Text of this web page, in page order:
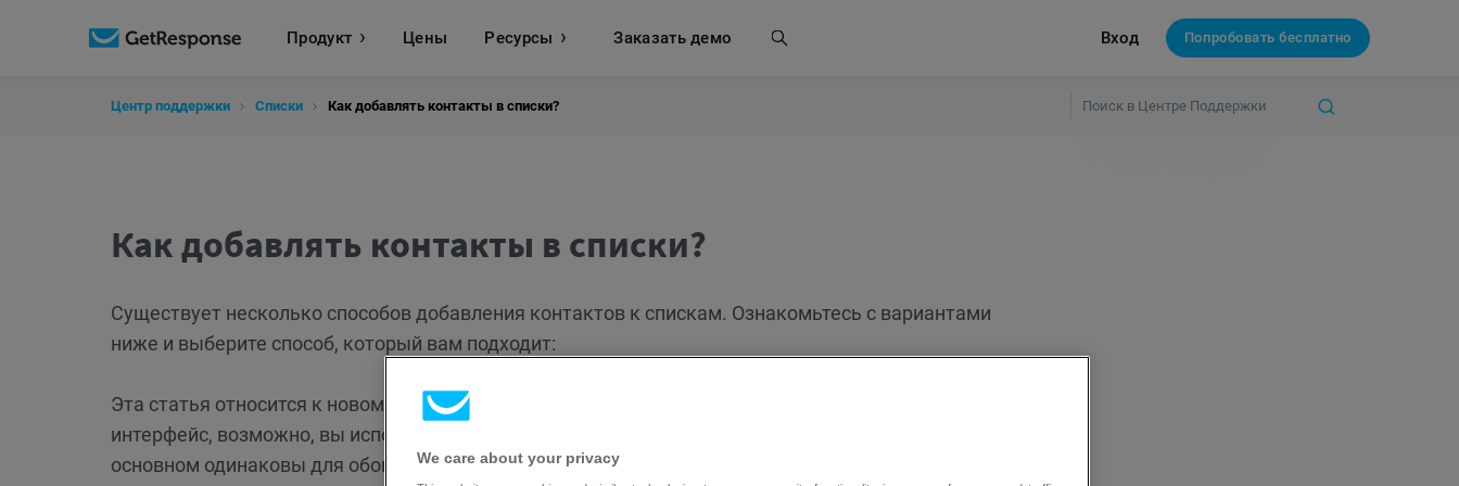
Продукт Цены Ресурсы Заказать демо
Поиск Вход Попробовать бесплатно
Центр поддержки Списки Как добавлять контакты в списки?
Как добавлять контакты в списки?
Существует несколько способов добавления контактов к спискам. Ознакомьтесь с вариантами
ниже и выберите способ, который вам подходит:
Эта статья относится к новому интерфейсу «Добавить контакты». Если у вас отображается другой
интерфейс, возможно, вы используете более старую версию. Однако шаги и названия кнопок в
основном одинаковы для обоих интерфейсов.
We care about your privacy